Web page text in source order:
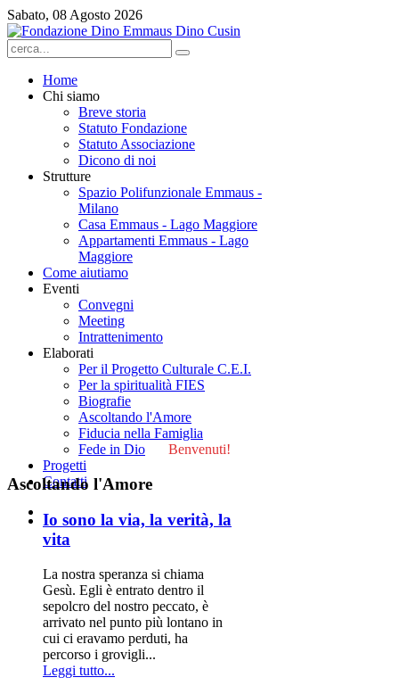
Sabato, 08 Agosto 2026
Home
Chi siamo
Breve storia
Statuto Fondazione
Statuto Associazione
Dicono di noi
Strutture
Spazio Polifunzionale Emmaus -
Milano
Casa Emmaus - Lago Maggiore
Appartamenti Emmaus - Lago
Maggiore
Come aiutiamo
Eventi
Convegni
Meeting
Intrattenimento
Elaborati
Per il Progetto Culturale C.E.I.
Per la spiritualità FIES
Biografie
Ascoltando l'Amore
Fiducia nella Famiglia
Fede in Dio
Progetti
Contatti
Benvenuti!
Ascoltando l'Amore
Io sono la via, la verità, la
vita
La nostra speranza si chiama
Gesù. Egli è entrato dentro il
sepolcro del nostro peccato, è
arrivato nel punto più lontano in
cui ci eravamo perduti, ha
percorso i grovigli...
Leggi tutto...